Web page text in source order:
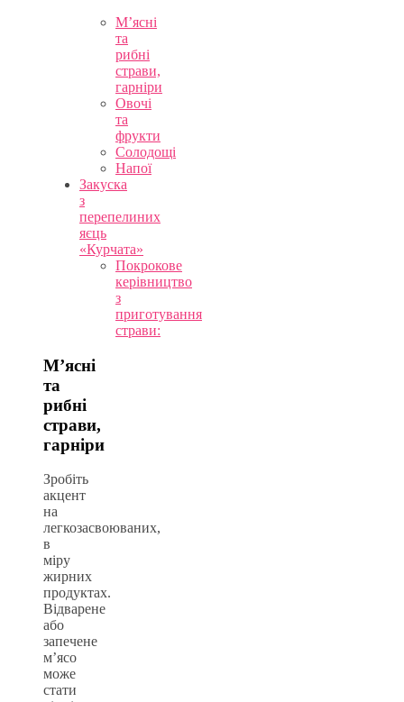
М’ясні
та
рибні
страви,
гарніри
Овочі
та
фрукти
Солодощі
Напої
Закуска
з
перепелиних
яєць
«Курчата»
Покрокове
керівництво
з
приготування
страви:
М’ясні
та
рибні
страви,
гарніри
Зробіть
акцент
на
легкозасвоюваних,
в
міру
жирних
продуктах.
Відварене
або
запечене
м’ясо
може
стати